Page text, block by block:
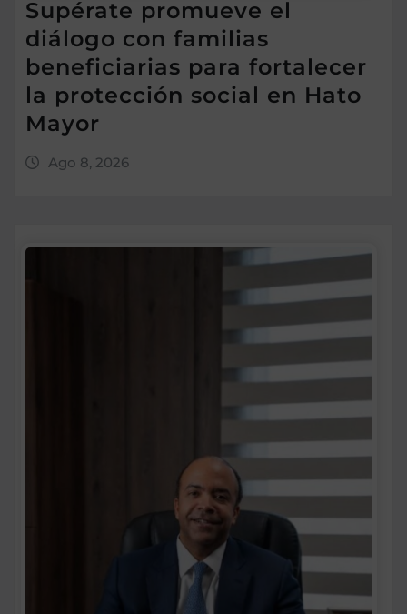
Supérate promueve el
diálogo con familias
beneficiarias para fortalecer
la protección social en Hato
Mayor
Ago 8, 2026